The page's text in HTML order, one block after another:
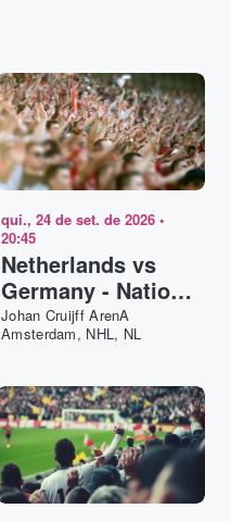
qui., 24 de set. de 2026 •
20:45
Netherlands vs
Germany - Nations
League 2026-27
Johan Cruijff ArenA
Amsterdam, NHL, NL